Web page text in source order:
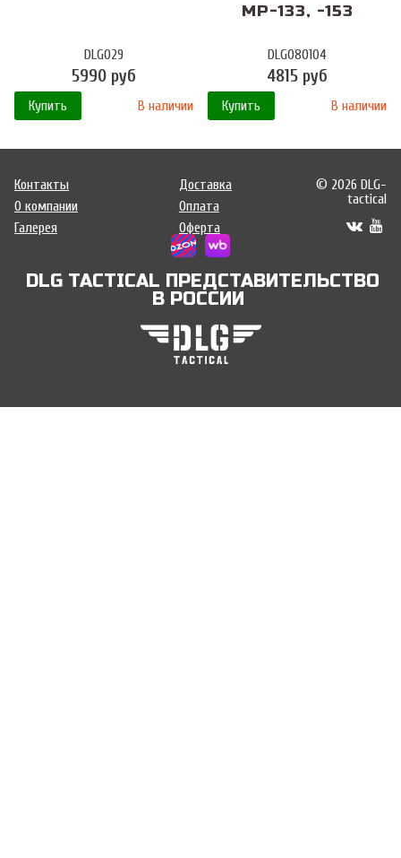
DLG029
5990 руб
Купить В наличии
МР-133, -153
DLG080104
4815 руб
Купить В наличии
Контакты
О компании
Галерея
Доставка
Оплата
Оферта
© 2026 DLG-
tactical
DLG TACTICAL ПРЕДСТАВИТЕЛЬСТВО
В РОССИИ